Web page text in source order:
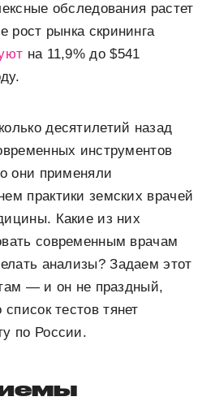
обследования растет
рост рынка скрининга
на 11,9% до $541
десятилетий назад
инструментов
они применяли
практики земских врачей
Какие из них
современным врачам
анализы? Задаем этот
— и он не праздный,
тестов тянет
по России.